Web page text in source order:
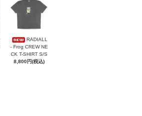
RADIALL
- Frog CREW NE
CK T-SHIRT S/S
8,800円(税込)